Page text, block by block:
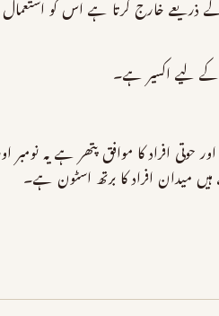
خارج کرتا ہے اس کو استعمال
لیے اکسیر ہے۔
افراد کا موافق پتھر ہے یہ
میدان افراد کا برتھ اسٹون ہے۔